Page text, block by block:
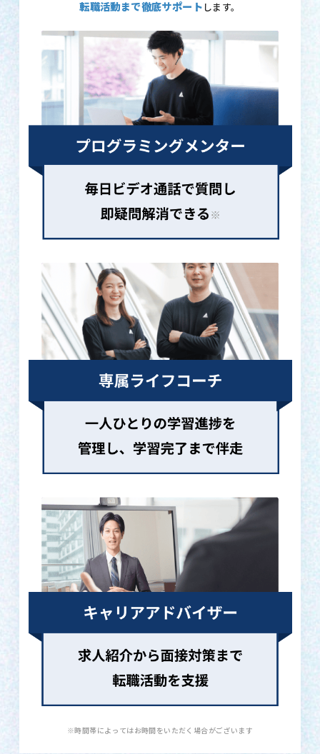
転職活動まで徹底サポート します。
※時間帯によってはお時間をいただく場合がございます